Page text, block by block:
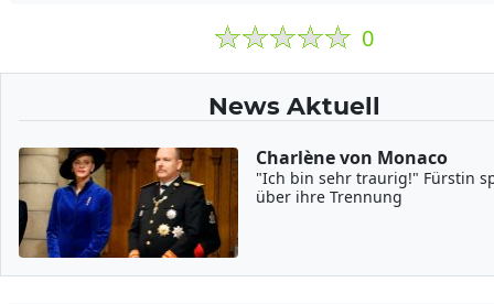
0
News Aktuell
Charlène von Monaco
"Ich bin sehr traurig!" Fürstin
über ihre Trennung